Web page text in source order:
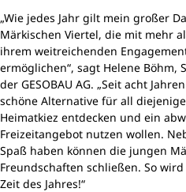
„Wie jedes Jahr gilt mein großer
Märkischen Viertel, die mit mehr
ihrem weitreichenden
ermöglichen“, sagt Helene Böhm,
der GESOBAU AG. „Seit acht
schöne Alternative für all
Heimatkiez entdecken und ein
Freizeitangebot nutzen wollen.
Spaß haben können die jungen
Freundschaften schließen. So
Zeit des Jahres!“